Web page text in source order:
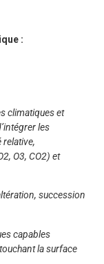
:
climatiques et
les
O3, CO2) et
succession
capables
la surface